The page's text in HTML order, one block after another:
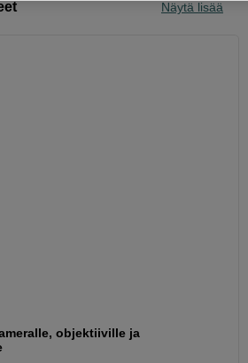
Näytä lisää
objektiiville ja